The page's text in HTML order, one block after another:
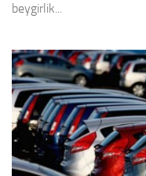
beygirlik...